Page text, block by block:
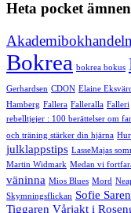
Heta pocket
Akademibokhandeln
Bokrea bokrea bokus
Gerhardsen CDON Elaine Eksvärd
Hamberg Fallera Falleralla Falleri
rebelltjejer : 100 berättelser om
och träning stärker din hjärna
julklappstips LasseMajas
Martin Widmark Medan vi
väninna Mios Blues Mord
Skymningsflickan Sofie
Tiggaren Vårjakt i